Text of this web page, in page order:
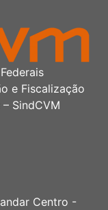
e Fiscalização
SindCVM
Centro -